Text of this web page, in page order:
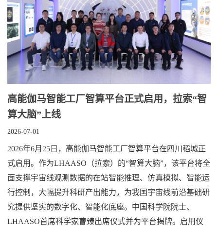
高能伽马智能工厂智算平台正式启用，拉索“智
算大脑”上线
2026-07-01
2026年6月25日，高能伽马智能工厂智算平台在四川稻城正
式启用。作为LHAASO（拉索）的“智算大脑”，该平台将全
面支撑宇宙线观测数据的在站智能推理、仿真模拟、智能运
行控制，大幅提升科研产出能力，为我国宇宙线前沿基础研
究提供坚实的数字化、智能化底座。中国科学院院士、
LHAASO首席科学家曹臻出席仪式并为平台揭牌。启用仪